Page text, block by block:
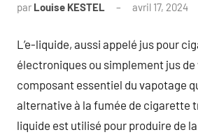
par Louise KESTEL avril 17, 2024
L’e-liquide, aussi appelé jus pour
électroniques ou simplement jus de
composant essentiel du vapotage
alternative à la fumée de cigarette
liquide est utilisé pour produire de